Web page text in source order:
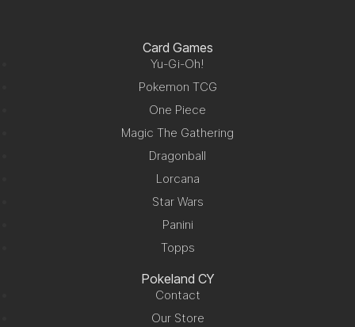
Card Games
Yu-Gi-Oh!
Pokemon TCG
One Piece
Magic The Gathering
Dragonball
Lorcana
Star Wars
Panini
Topps
Pokeland CY
Contact
Our Store